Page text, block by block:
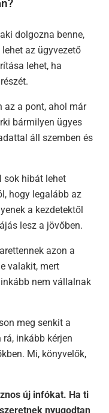
dolgozna benne,
az ügyvezető
lehet, ha
az a pont, ahol már
bármilyen ügyes
áll szemben és
sok hibát lehet
hogy legalább az
a kezdetektől
lesz a jövőben.
azon a
valakit, mert
nem vállalnak
meg senkit a
rá, inkább kérjen
Mi, könyvelők,
új infókat. Ha ti
nyugodtan